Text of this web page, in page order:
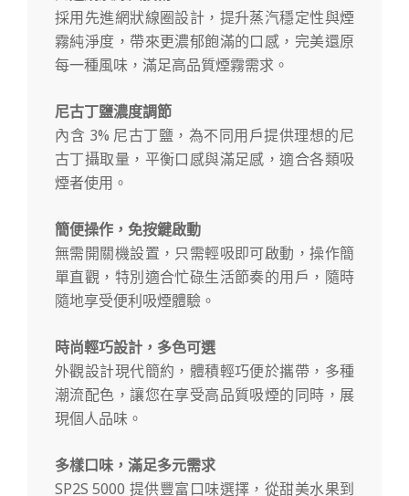
採用先進網狀線圈設計，提升蒸汽穩定性與煙
霧純淨度，帶來更濃郁飽滿的口感，完美還原
每一種風味，滿足高品質煙霧需求。
尼古丁鹽濃度調節
內含 3% 尼古丁鹽，為不同用戶提供理想的尼
古丁攝取量，平衡口感與滿足感，適合各類吸
煙者使用。
簡便操作，免按鍵啟動
無需開關機設置，只需輕吸即可啟動，操作簡
單直觀，特別適合忙碌生活節奏的用戶，隨時
隨地享受便利吸煙體驗。
時尚輕巧設計，多色可選
外觀設計現代簡約，體積輕巧便於攜帶，多種
潮流配色，讓您在享受高品質吸煙的同時，展
現個人品味。
多樣口味，滿足多元需求
SP2S 5000 提供豐富口味選擇，從甜美水果到